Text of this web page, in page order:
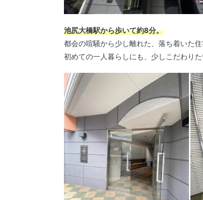
池尻大橋駅から歩いて約8分。
都会の喧騒から少し離れた、落ち着いた
初めての一人暮らしにも、少しこだわり